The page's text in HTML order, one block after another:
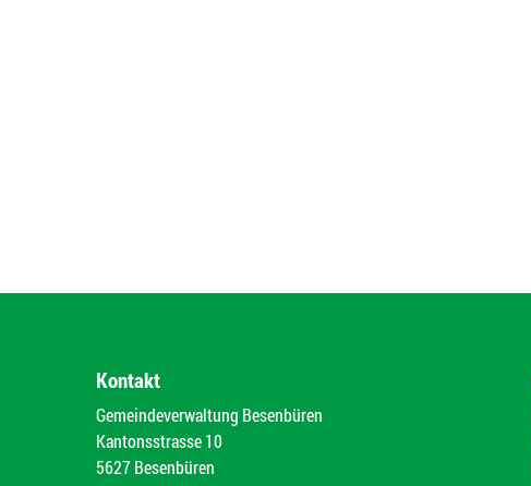
Kontakt
Gemeindeverwaltung Besenbüren
Kantonsstrasse 10
5627 Besenbüren